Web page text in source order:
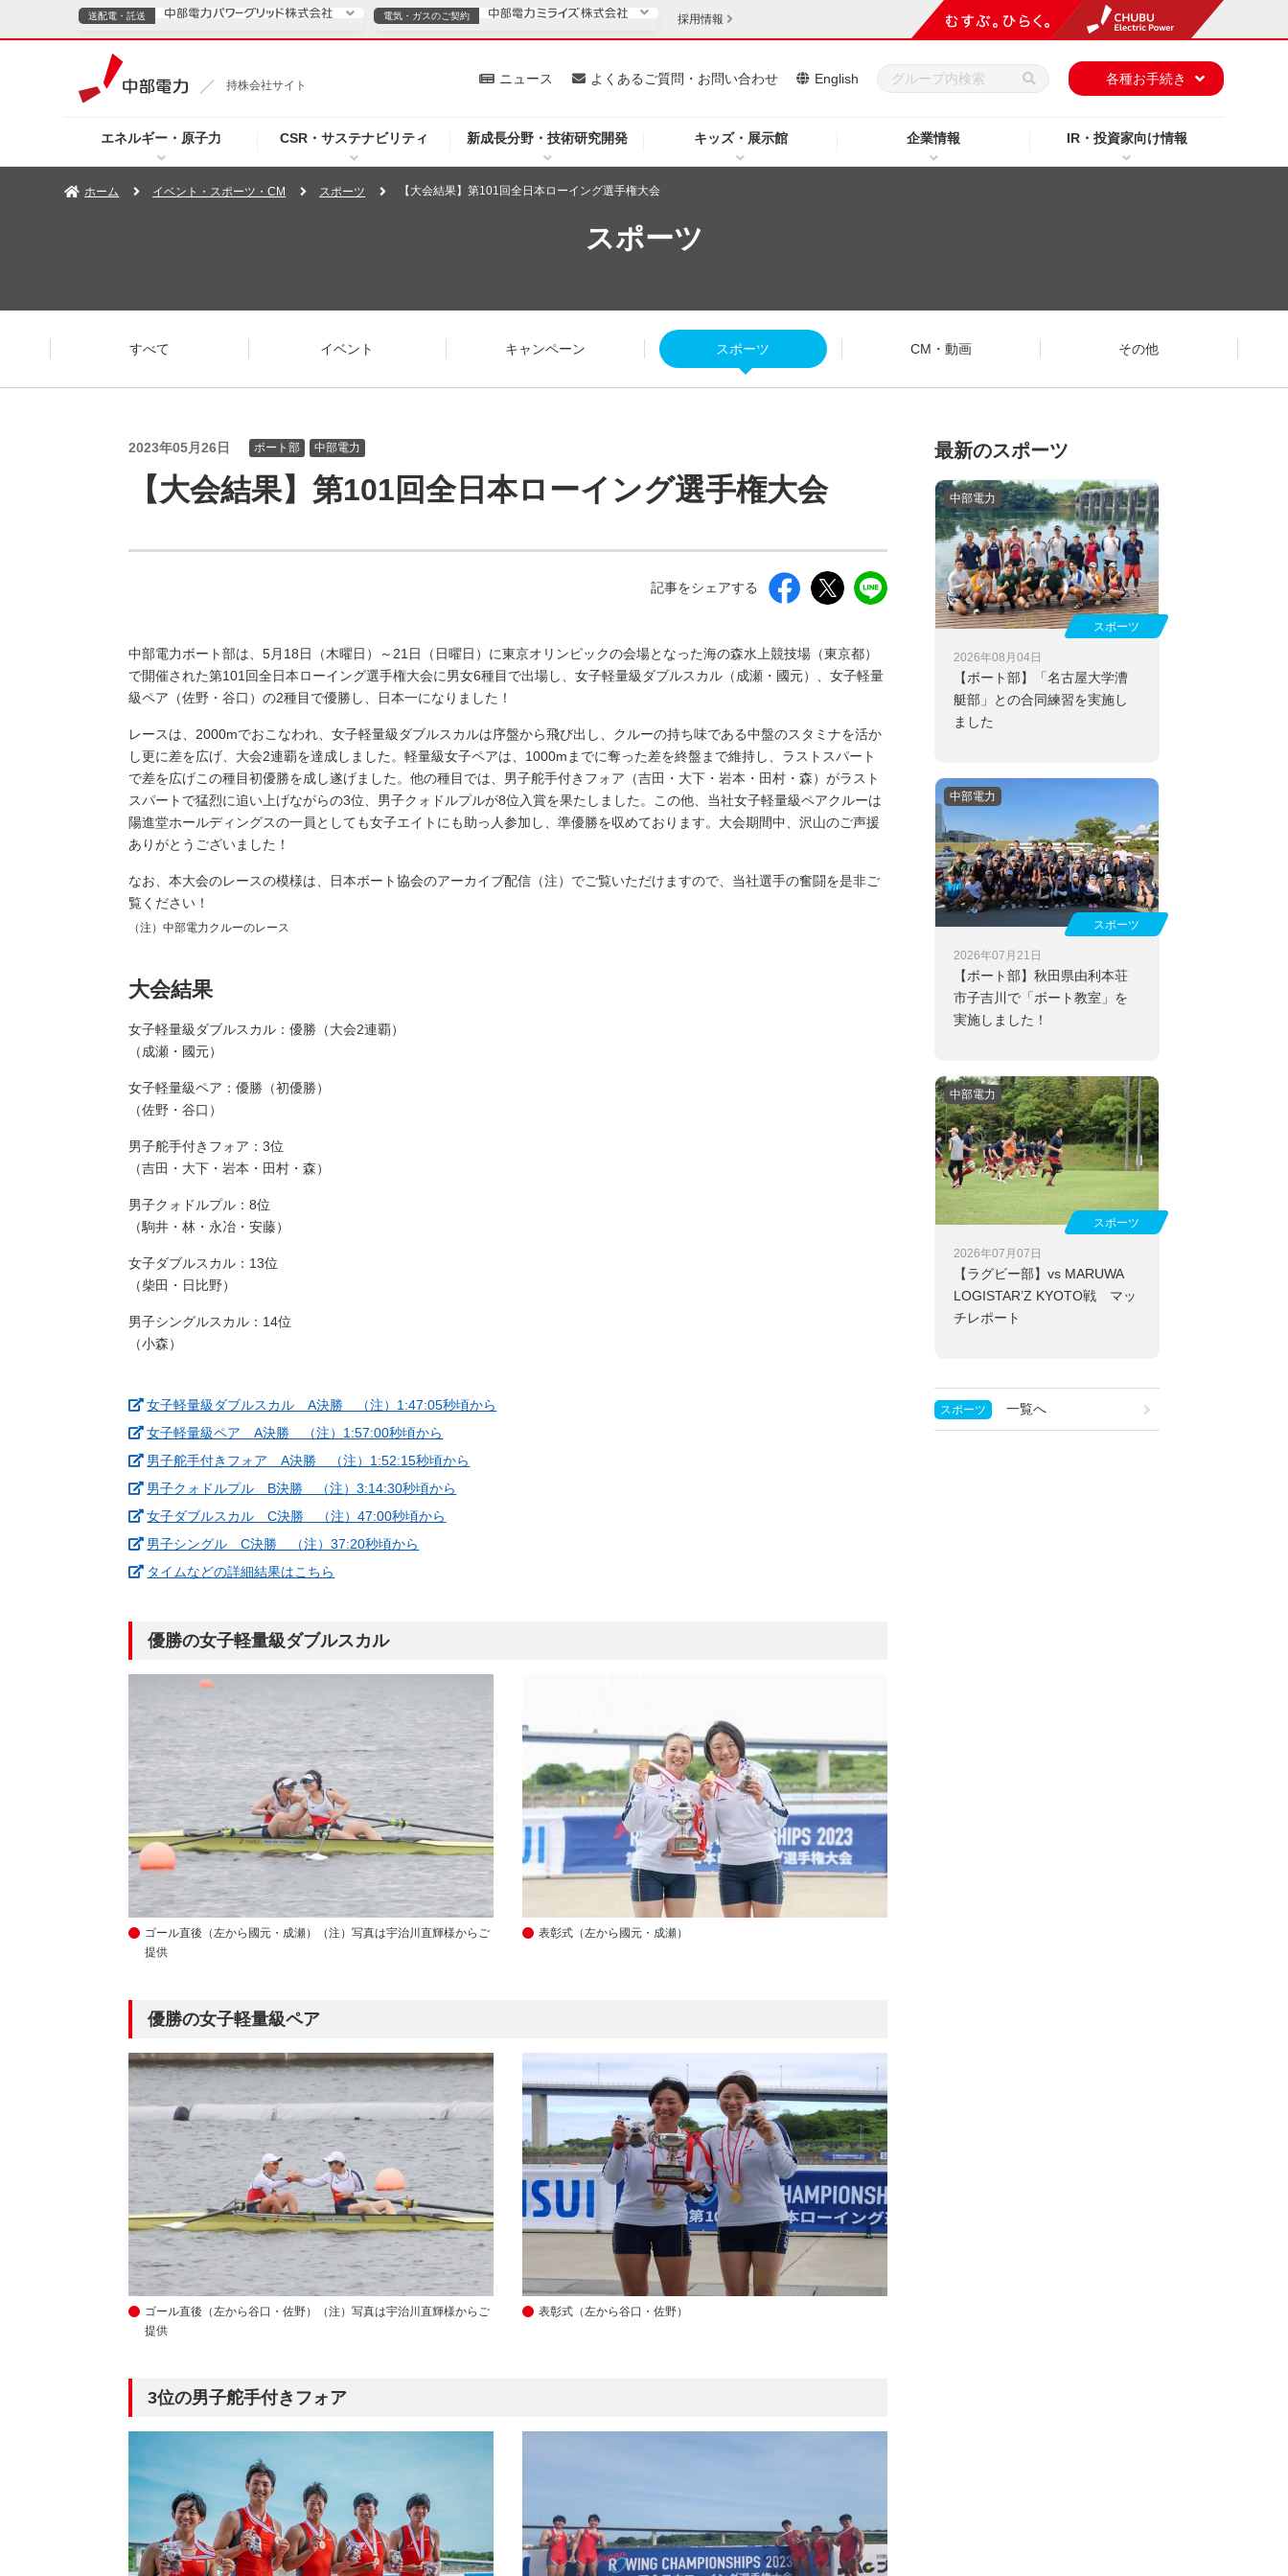
持株会社サイト
エネルギー・原子力 CSR・サステナビリティ 新成長分野・技術研究開発 キッズ・展示館 企業情報 IR・投資家向け情報
ニュース よくあるご質問・お問い合わせ English 各種お手続き
送配電・託送
TOPページへ ご案内 安定供給
企業情報
よくあるご質問・お問い合わせ
電気・ガスのご契約
電気・ガスのご契約
TOPページへ 個人のお客さま 法人のお客さま
プレスリリース （新しいウィンドウを開きます）
お知らせ （新しいウィンドウを開きます）
よくあるご質問・お問い合わせ （新しいウィンドウを開きます）
採用情報
ホーム イベント・スポーツ・CM スポーツ 【大会結果】第101回全日本ローイング選手権大会
スポーツ
すべて イベント キャンペーン スポーツ CM・動画 その他
2023年05月26日 ボート部 中部電力
【大会結果】第101回全日本ローイング選手権大会
記事をシェアする
中部電力ボート部は、5月18日（木曜日）～21日（日曜日）に東京オリンピックの会場となった海の森水上競技場（東京都）
で開催された第101回全日本ローイング選手権大会に男女6種目で出場し、女子軽量級ダブルスカル（成瀬・國元）、女子軽量
級ペア（佐野・谷口）の2種目で優勝し、日本一になりました！
レースは、2000mでおこなわれ、女子軽量級ダブルスカルは序盤から飛び出し、クルーの持ち味である中盤のスタミナを活か
し更に差を広げ、大会2連覇を達成しました。軽量級女子ペアは、1000mまでに奪った差を終盤まで維持し、ラストスパート
で差を広げこの種目初優勝を成し遂げました。他の種目では、男子舵手付きフォア（吉田・大下・岩本・田村・森）がラスト
スパートで猛烈に追い上げながらの3位、男子クォドルプルが8位入賞を果たしました。この他、当社女子軽量級ペアクルーは
陽進堂ホールディングスの一員としても女子エイトにも助っ人参加し、準優勝を収めております。大会期間中、沢山のご声援
ありがとうございました！
なお、本大会のレースの模様は、日本ボート協会のアーカイブ配信（注）でご覧いただけますので、当社選手の奮闘を是非ご
覧ください！
（注）中部電力クルーのレース
大会結果
女子軽量級ダブルスカル：優勝（大会2連覇）
（成瀬・國元）
女子軽量級ペア：優勝（初優勝）
（佐野・谷口）
男子舵手付きフォア：3位
（吉田・大下・岩本・田村・森）
男子クォドルプル：8位
（駒井・林・永冶・安藤）
女子ダブルスカル：13位
（柴田・日比野）
男子シングルスカル：14位
（小森）
女子軽量級ダブルスカル A決勝 （注）1:47:05秒頃から
女子軽量級ペア A決勝 （注）1:57:00秒頃から
男子舵手付きフォア A決勝 （注）1:52:15秒頃から
男子クォドルプル B決勝 （注）3:14:30秒頃から
女子ダブルスカル C決勝 （注）47:00秒頃から
男子シングル C決勝 （注）37:20秒頃から
タイムなどの詳細結果はこちら
優勝の女子軽量級ダブルスカル
ゴール直後（左から國元・成瀬）
（注）写真は宇治川直輝様からご
提供
表彰式（左から國元・成瀬）
優勝の女子軽量級ペア
ゴール直後（左から谷口・佐野）
（注）写真は宇治川直輝様からご
提供
表彰式（左から谷口・佐野）
3位の男子舵手付きフォア
最新のスポーツ
2026年08月04日
【ボート部】
「名古屋大学漕
艇部」との合同練習を実施し
ました
スポーツ
中部電力
2026年07月21日
【ボート部】秋田県由利本荘
市子吉川で「ボート教室」を
実施しました！
スポーツ
中部電力
2026年07月07日
【ラグビー部】vs MARUWA
LOGISTAR’Z KYOTO戦 マッ
チレポート
スポーツ
中部電力
スポーツ 一覧へ